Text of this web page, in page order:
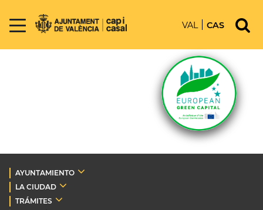
VAL CAS
AYUNTAMIENTO
LA CIUDAD
TRÁMITES